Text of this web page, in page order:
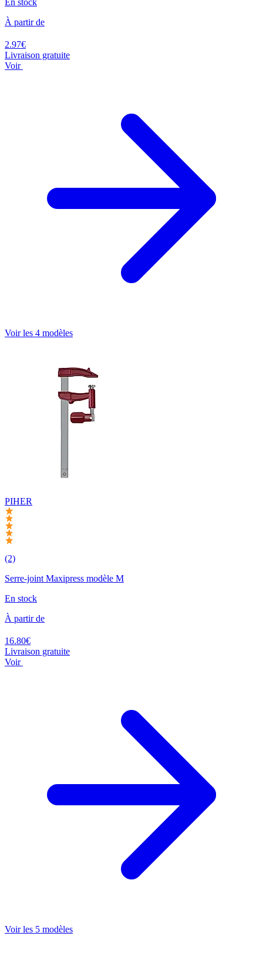
À partir de
2.97€
Livraison gratuite
Voir
Voir les 4 modèles
PIHER
(2)
Serre-joint Maxipress modèle M
En stock
À partir de
16.80€
Livraison gratuite
Voir
Voir les 5 modèles